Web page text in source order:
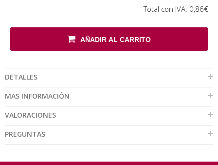
Total con IVA: 0,86€
AÑADIR AL CARRITO
DETALLES
MAS INFORMACIÓN
VALORACIONES
PREGUNTAS